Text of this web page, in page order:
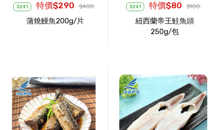
3241 特價$290 $400
蒲燒鰻魚200g/片
3241 特價$80 $100
紐西蘭帝王鮭魚頭
250g/包